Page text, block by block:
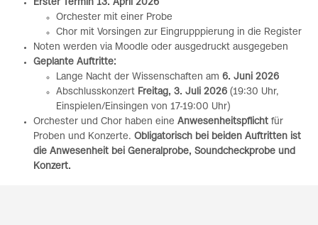
Erster Termin 13. April 2026
Orchester mit einer Probe
Chor mit Vorsingen zur Eingrupppierung in die Register
Noten werden via Moodle oder ausgedruckt ausgegeben
Geplante Auftritte:
Lange Nacht der Wissenschaften am 6. Juni 2026
Abschlusskonzert Freitag, 3. Juli 2026 (19:30 Uhr,
Einspielen/Einsingen von 17-19:00 Uhr)
Orchester und Chor haben eine Anwesenheitspflicht für
Proben und Konzerte. Obligatorisch bei beiden Auftritten ist
die Anwesenheit bei Generalprobe, Soundcheckprobe und
Konzert.